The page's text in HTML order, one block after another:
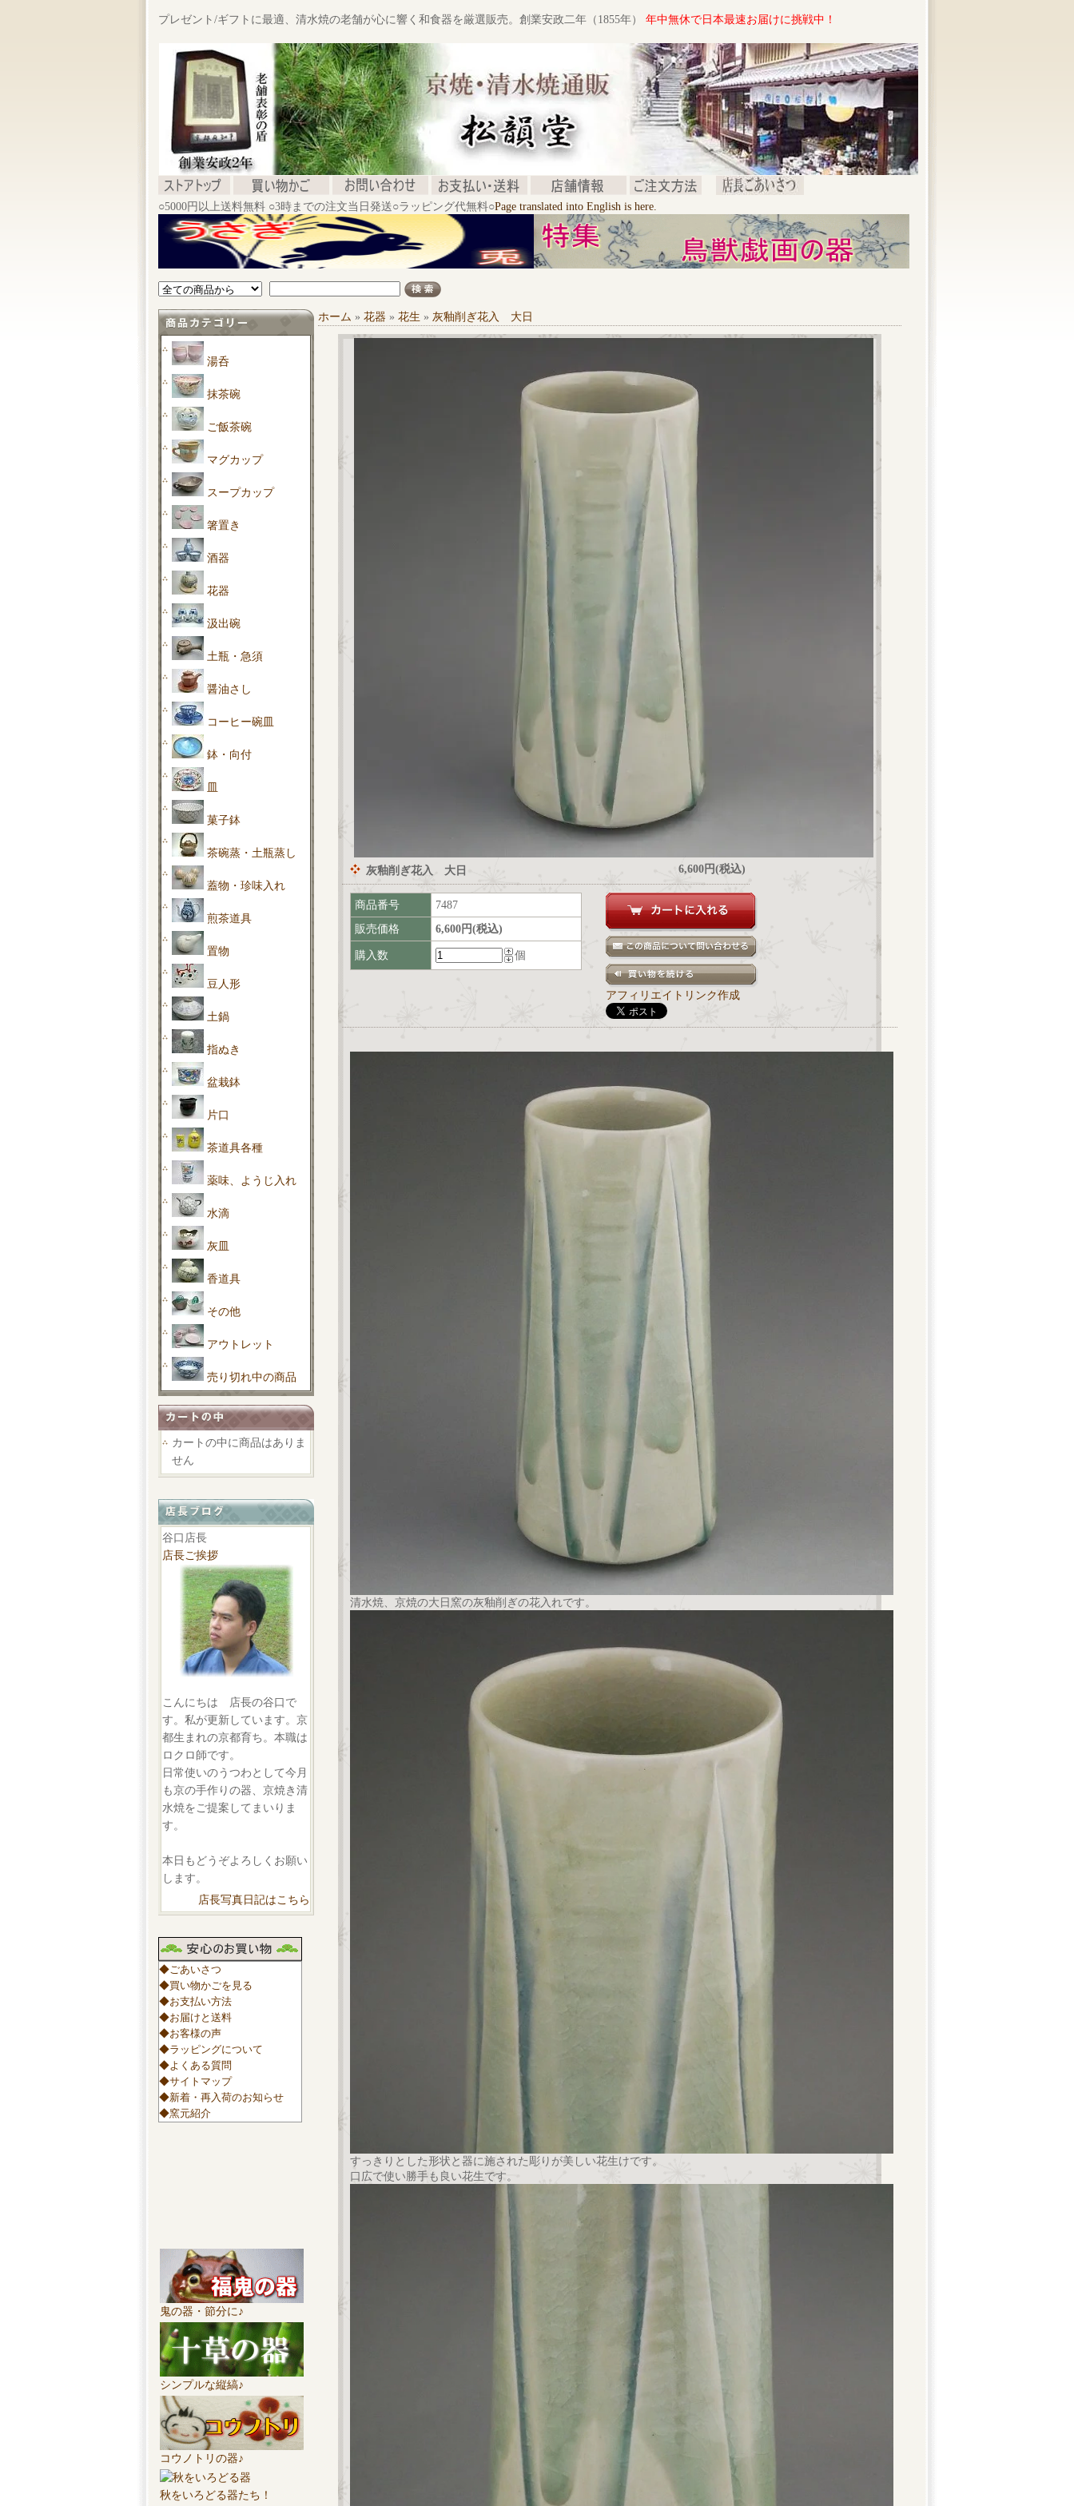
プレゼント/ギフトに最適、清水焼の老舗が心に響く和食器を厳選販売。創業安政二年（1855年） 年中無休で日本最速お届けに挑戦中！
○5000円以上送料無料 ○3時までの注文当日発送○ラッピング代無料○Page translated into English is here.
湯呑
抹茶碗
ご飯茶碗
マグカップ
スープカップ
箸置き
酒器
花器
汲出碗
土瓶・急須
醤油さし
コーヒー碗皿
鉢・向付
菓子鉢
茶碗蒸・土瓶蒸し
蓋物・珍味入れ
煎茶道具
置物
豆人形
土鍋
指ぬき
盆栽鉢
片口
茶道具各種
薬味、ようじ入れ
水滴
灰皿
香道具
その他
アウトレット
売り切れ中の商品
カートの中に商品はありま
せん
谷口店長
店長ご挨拶
こんにちは 店長の谷口で
す。私が更新しています。京
都生まれの京都育ち。本職は
ロクロ師です。
日常使いのうつわとして今月
も京の手作りの器、京焼き清
水焼をご提案してまいりま
す。
本日もどうぞよろしくお願い
します。
店長写真日記はこちら
◆ごあいさつ
◆買い物かごを見る
◆お支払い方法
◆お届けと送料
◆お客様の声
◆ラッピングについて
◆よくある質問
◆サイトマップ
◆新着・再入荷のお知らせ
◆窯元紹介
鬼の器・節分に♪
シンプルな縦縞♪
コウノトリの器♪
秋をいろどる器たち！
ホーム » 花器 » 花生 » 灰釉削ぎ花入 大日
灰釉削ぎ花入 大日 6,600円(税込)
商品番号
7487
販売価格
6,600円(税込)
購入数 個
アフィリエイトリンク作成
清水焼、京焼の大日窯の灰釉削ぎの花入れです。
すっきりとした形状と器に施された彫りが美しい花生けです。
口広で使い勝手も良い花生です。